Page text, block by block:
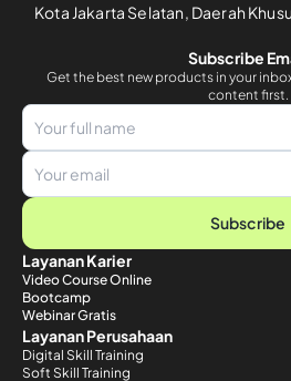
Kota Jakarta Selatan, Daerah
Subscribe
Get the best new products in your
content first.
Subscribe
Layanan Karier
Video Course Online
Bootcamp
Webinar Gratis
Layanan Perusahaan
Digital Skill Training
Soft Skill Training